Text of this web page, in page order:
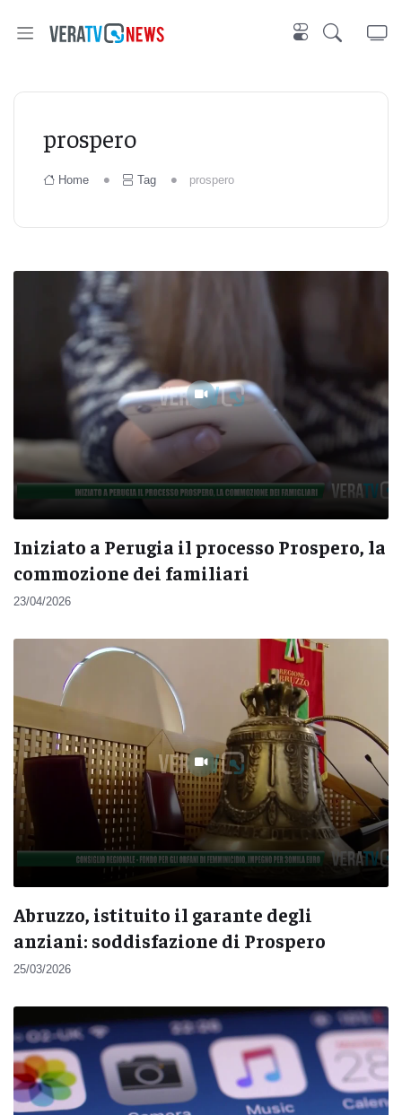
prospero
Home Tag prospero
Iniziato a Perugia il processo Prospero, la
commozione dei familiari
23/04/2026
Abruzzo, istituito il garante degli
anziani: soddisfazione di Prospero
25/03/2026